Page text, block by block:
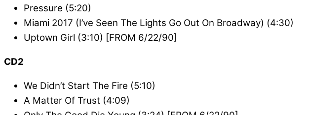
Pressure (5:20)
Miami 2017 (I’ve Seen The Lights Go Out On Broadway) (4:30)
Uptown Girl (3:10) [FROM 6/22/90]
CD2
We Didn’t Start The Fire (5:10)
A Matter Of Trust (4:09)